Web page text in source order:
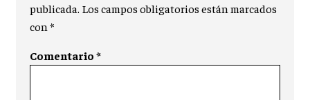
publicada. Los campos obligatorios están marcados
con*
Comentario*